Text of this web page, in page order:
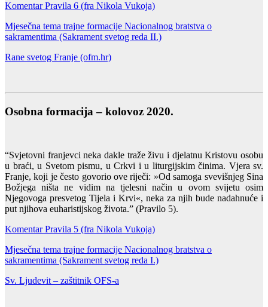
Komentar Pravila 6 (fra Nikola Vukoja)
Mjesečna tema trajne formacije Nacionalnog bratstva o
sakramentima (Sakrament svetog reda II.)
Rane svetog Franje (ofm.hr)
Osobna formacija – kolovoz 2020.
“Svjetovni franjevci neka dakle traže živu i djelatnu Kristovu osobu
u braći, u Svetom pismu, u Crkvi i u liturgijskim činima. Vjera sv.
Franje, koji je često govorio ove riječi: »Od samoga svevišnjeg Sina
Božjega ništa ne vidim na tjelesni način u ovom svijetu osim
Njegovoga presvetog Tijela i Krvi«, neka za njih bude nadahnuće i
put njihova euharistijskog života.” (Pravilo 5).
Komentar Pravila 5 (fra Nikola Vukoja)
Mjesečna tema trajne formacije Nacionalnog bratstva o
sakramentima (Sakrament svetog reda I.)
Sv. Ljudevit – zaštitnik OFS-a